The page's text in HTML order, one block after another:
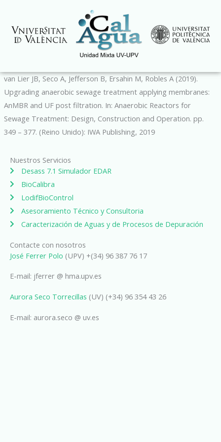
contenido
van Lier JB, Seco A, Jefferson B, Ersahin M, Robles A (2019).
Upgrading anaerobic sewage treatment applying membranes:
AnMBR and UF post filtration. In: Anaerobic Reactors for
Sewage Treatment: Design, Construction and Operation. pp.
349 – 377. (Reino Unido): IWA Publishing, 2019
Nuestros Servicios
Desass 7.1 Simulador EDAR
BioCalibra
LodifBioControl
Asesoramiento Técnico y Consultoria
Caracterización de Aguas y de Procesos de Depuración
Contacte con nosotros
José Ferrer Polo (UPV) +(34) 96 387 76 17
E-mail: jferrer @ hma.upv.es
Aurora Seco Torrecillas (UV) (+34) 96 354 43 26
E-mail: aurora.seco @ uv.es